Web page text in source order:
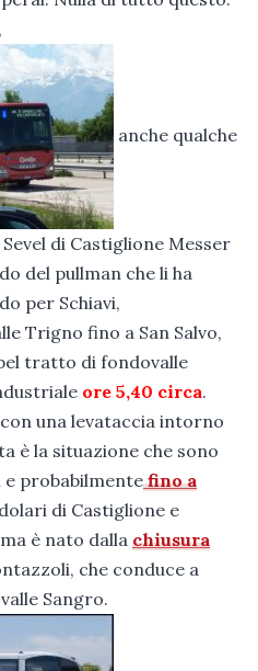
,
anche qualche
di Castiglione Messer
del pullman che li ha
per Schiavi,
Trigno fino a San Salvo,
tratto di fondovalle
ore 5,40 circa.
con una levataccia intorno
è la situazione che sono
probabilmentefino a
di Castiglione e
è nato dallachiusura
che conduce a
Sangro.